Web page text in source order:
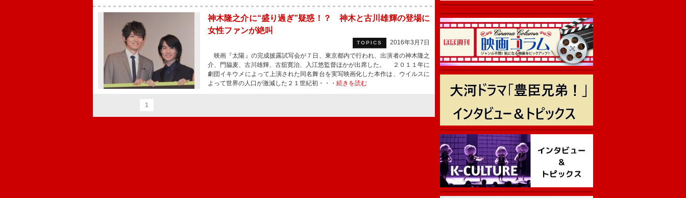
神木隆之介に“盛り過ぎ”疑惑！？ 神木と古川雄輝の登場に
女性ファンが絶叫
TOPICS
2016年3月7日
映画『太陽』の完成披露試写会が７日、東京都内で行われ、出演者の神木隆之
介、門脇麦、古川雄輝、古舘寛治、入江悠監督ほかが出席した。 ２０１１年に
劇団イキウメによって上演された同名舞台を実写映画化した本作は、ウイルスに
よって世界の人口が激減した２１世紀初・・・ 続きを読む
1